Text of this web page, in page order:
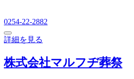
0254-22-2882
詳細を見る
株式会社マルフヂ葬祭